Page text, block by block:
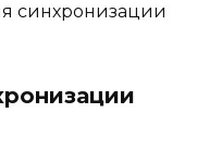
синхронизации